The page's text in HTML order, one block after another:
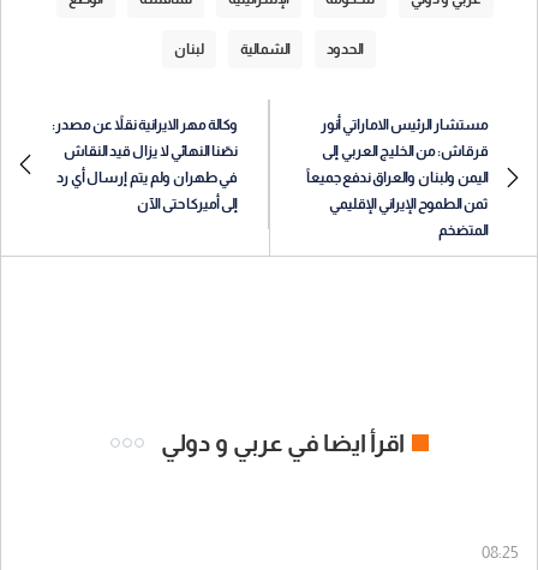
الحدود الشمالية لبنان
مستشار الرئيس الاماراتي أنور
قرقاش: من الخليج العربي إلى
اليمن ولبنان والعراق ندفع جميعاً
ثمن الطموح الإيراني الإقليمي
المتضخم
وكالة مهر الايرانية نقلاً عن مصدر:
نصّنا النهائي لا يزال قيد النقاش
في طهران ولم يتم إرسال أي رد
إلى أميركا حتى الآن
اقرأ ايضا في عربي و دولي
08:25